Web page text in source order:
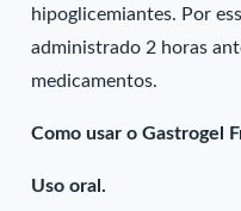
hipoglicemiantes. Por
administrado 2 horas
medicamentos.
Como usar o Gastrogel
Uso oral.